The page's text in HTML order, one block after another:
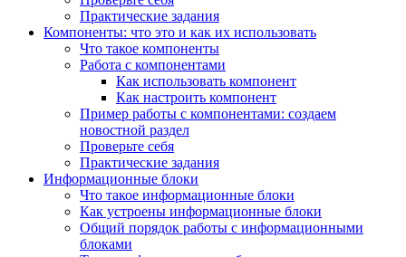
Практические задания
Компоненты: что это и как их использовать
Что такое компоненты
Работа с компонентами
Как использовать компонент
Как настроить компонент
Пример работы с компонентами: создаем
новостной раздел
Проверьте себя
Практические задания
Информационные блоки
Что такое информационные блоки
Как устроены информационные блоки
Общий порядок работы с информационными
блоками